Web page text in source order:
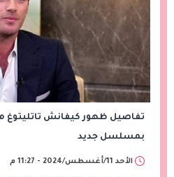
تفاصيل ظهور كيفانش
بمسلسل جديد
الأحد 11/أغسطس/2024 - 11:27 م